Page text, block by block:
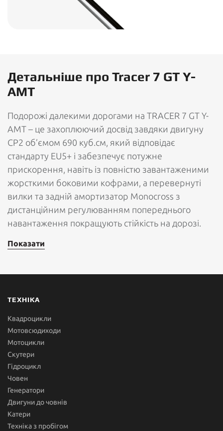
Детальніше про Tracer 7 GT Y-
AMT
Подорожі далекими дорогами на TRACER 7 GT Y-
AMT – це захоплюючий досвід завдяки двигуну
CP2 об’ємом 690 куб.см, який відповідає
стандарту EU5+ і забезпечує потужне
прискорення, навіть із повністю завантаженими
жорсткими боковими кофрами, а перевернуті
вилки та задній амортизатор Monocross з
дистанційним регулюванням попереднього
навантаження покращують стійкість на дорозі.
Показати
ТЕХНІКА
Квадроцикли
Мотовсюдиходи
Мотоцикли
Скутери
Гідроцикл
Човен
Генератори
Двигуни до човнів
Катери
Техніка з пробігом